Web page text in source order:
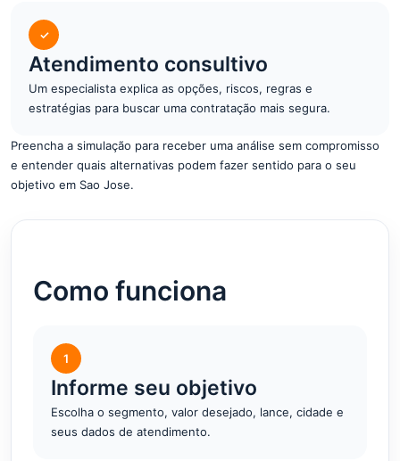
✓
Atendimento consultivo
Um especialista explica as opções, riscos, regras e
estratégias para buscar uma contratação mais segura.
Preencha a simulação para receber uma análise sem compromisso
e entender quais alternativas podem fazer sentido para o seu
objetivo em Sao Jose.
Como funciona
1
Informe seu objetivo
Escolha o segmento, valor desejado, lance, cidade e
seus dados de atendimento.